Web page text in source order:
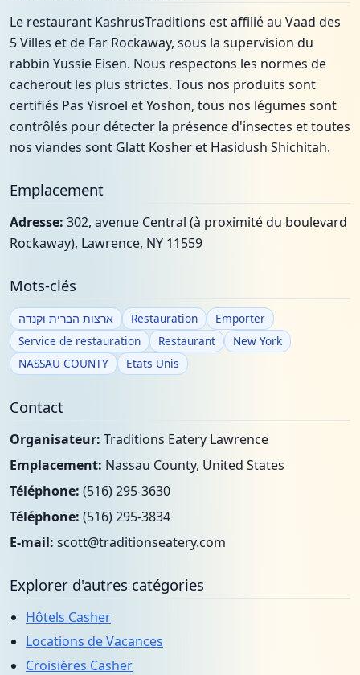
Le restaurant KashrusTraditions est affilié au Vaad des
5 Villes et de Far Rockaway, sous la supervision du
rabbin Yussie Eisen. Nous respectons les normes de
cacherout les plus strictes. Tous nos produits sont
certifiés Pas Yisroel et Yoshon, tous nos légumes sont
contrôlés pour détecter la présence d'insectes et toutes
nos viandes sont Glatt Kosher et Hasidush Shichitah.
Emplacement
Adresse: 302, avenue Central (à proximité du boulevard
Rockaway), Lawrence, NY 11559
Mots-clés
ארצות הברית וקנדה Restauration
Emporter
Service de restauration
Restaurant
New York
NASSAU COUNTY
Etats Unis
Contact
Organisateur: Traditions Eatery Lawrence
Emplacement: Nassau County, United States
Téléphone: (516) 295-3630
Téléphone: (516) 295-3834
E-mail: scott@traditionseatery.com
Explorer d'autres catégories
Hôtels Casher
Locations de Vacances
Croisières Casher